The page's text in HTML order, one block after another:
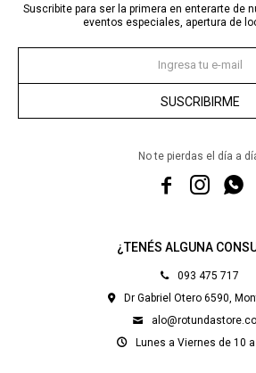
¿TENÉS ALGUNA
093 475 717
Dr Gabriel Otero 6590,
Lunes a Viernes de 10
Suscribite para ser la primera en enterarte de
eventos especiales, apertura de
SUSCRIBIRME
No te pierdas el día a
  